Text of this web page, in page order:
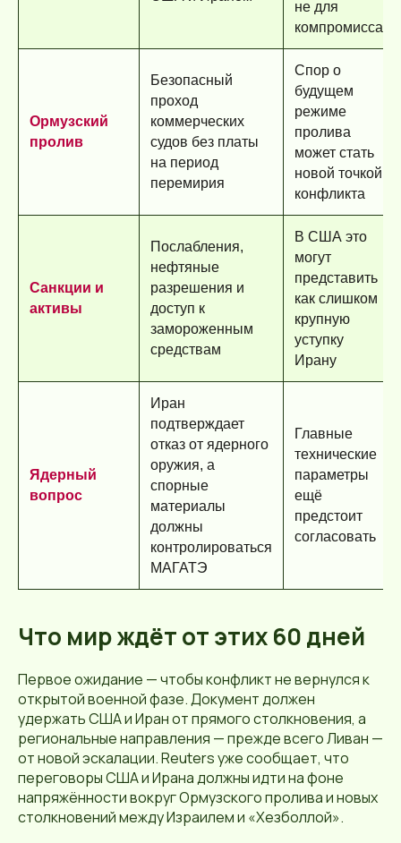
не для
компромисса
Ормузский
пролив
Безопасный
проход
коммерческих
судов без платы
на период
перемирия
Спор о
будущем
режиме
пролива
может стать
новой точкой
конфликта
Санкции и
активы
Послабления,
нефтяные
разрешения и
доступ к
замороженным
средствам
В США это
могут
представить
как слишком
крупную
уступку
Ирану
Ядерный
вопрос
Иран
подтверждает
отказ от ядерного
оружия, а
спорные
материалы
должны
контролироваться
МАГАТЭ
Главные
технические
параметры
ещё
предстоит
согласовать
Что мир ждёт от этих 60 дней
Первое ожидание — чтобы конфликт не вернулся к
открытой военной фазе. Документ должен
удержать США и Иран от прямого столкновения, а
региональные направления — прежде всего Ливан —
от новой эскалации. Reuters уже сообщает, что
переговоры США и Ирана должны идти на фоне
напряжённости вокруг Ормузского пролива и новых
столкновений между Израилем и «Хезболлой».